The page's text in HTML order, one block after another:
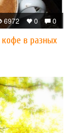
0
0
6972
в разных